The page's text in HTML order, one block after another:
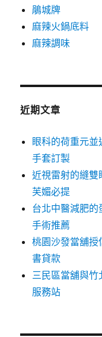
鵑城牌
麻辣火鍋底料
麻辣調味
近期文章
眼科的荷重元
手套訂製
近視雷射的縫
芙媚必提
台北中醫減肥
手術推薦
桃園沙發當舖
書貸款
三民區當舖與
服務站